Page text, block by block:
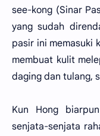
see-kong (Sinar
yang sudah
pasir ini memasuki
membuat kulit
daging dan tulang,
Kun Hong
senjata-senjata